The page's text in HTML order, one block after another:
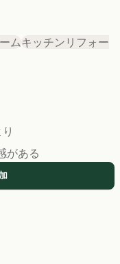
ムキッチンリフォー
がある